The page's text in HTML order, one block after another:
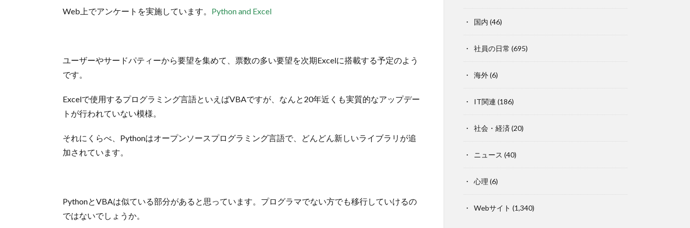
Web上でアンケートを実施しています。 Python and Excel
ユーザーやサードパティーから要望を集めて、票数の多い要望を次期Excelに搭載する予定のよう
です。
Excelで使用するプログラミング言語といえばVBAですが、なんと20年近くも実質的なアップデー
トが行われていない模様。
それにくらべ、Pythonはオープンソースプログラミング言語で、どんどん新しいライブラリが追
加されています。
PythonとVBAは似ている部分があると思っています。プログラマでない方でも移行していけるの
ではないでしょうか。
国内 (46)
社員の日常 (695)
海外(6)
IT関連 (186)
社会・経済(20)
ニュース (40)
心理 (6)
Webサイト (1,340)